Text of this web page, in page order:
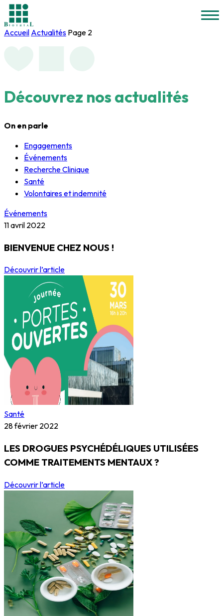
Accueil Actualités Page 2
Découvrez nos actualités
On en parle
Engagements
Événements
Recherche Clinique
Santé
Volontaires et indemnité
Événements
11 avril 2022
BIENVENUE CHEZ NOUS !
Découvrir l’article
Santé
28 février 2022
LES DROGUES PSYCHÉDÉLIQUES UTILISÉES
COMME TRAITEMENTS MENTAUX ?
Découvrir l’article